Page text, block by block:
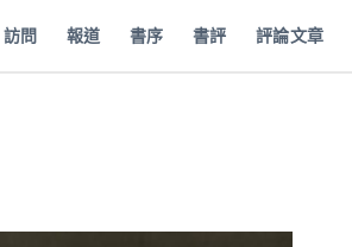
訪問 報道 書序 書評 評論文章